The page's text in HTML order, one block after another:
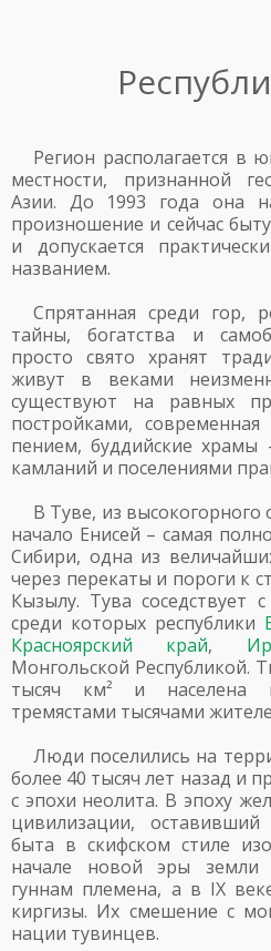
Регион располагается в
местности, признанной
Азии. До 1993 года она
произношение и сейчас
и допускается
названием.
Спрятанная среди гор,
тайны, богатства и
просто свято хранят
живут в веками
существуют на равных
постройками,
пением, буддийские
камланий и поселениями
В Туве, из высокогорного
начало Енисей – самая
Сибири, одна из
через перекаты и пороги к
Кызылу. Тува соседствует
среди которых республики
Красноярский край,
Монгольской Республикой.
тысяч км² и населена
тремястами тысячами
Люди поселились на
более 40 тысяч лет назад и
с эпохи неолита. В эпоху
цивилизации,
быта в скифском стиле
начале новой эры земли
гуннам племена, а в IX
киргизы. Их смешение с
нации тувинцев.